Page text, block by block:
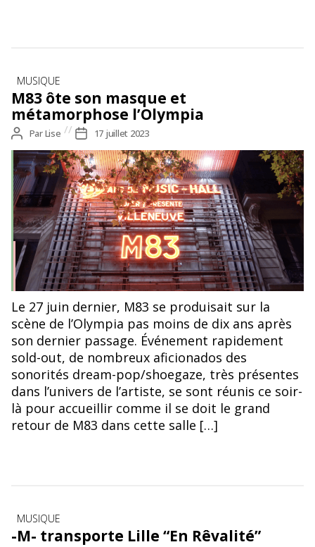
Catégories
MUSIQUE
M83 ôte son masque et
métamorphose l’Olympia
Auteur
de
l’article
ParLise
Date
de
l’article
17 juillet 2023
Le 27 juin dernier, M83 se produisait sur la
scène de l’Olympia pas moins de dix ans après
son dernier passage. Événement rapidement
sold-out, de nombreux aficionados des
sonorités dream-pop/shoegaze, très présentes
dans l’univers de l’artiste, se sont réunis ce soir-
là pour accueillir comme il se doit le grand
retour de M83 dans cette salle […]
Catégories
MUSIQUE
-M- transporte Lille “En Rêvalité”